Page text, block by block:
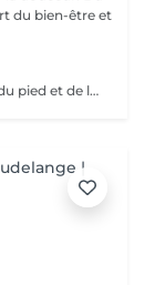
du bien-être et
Pratiqué dans la Chine ancienne, ce massage du pied et de la voûte plantaire utilise le processus d'auto-guérison. Il soulage, énergise et harmonise le corps par des pressions localisées sur les pieds. Un massage qui fait écho dans le corps entier.